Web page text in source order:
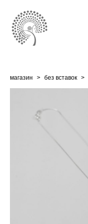
магазин > без вставок >